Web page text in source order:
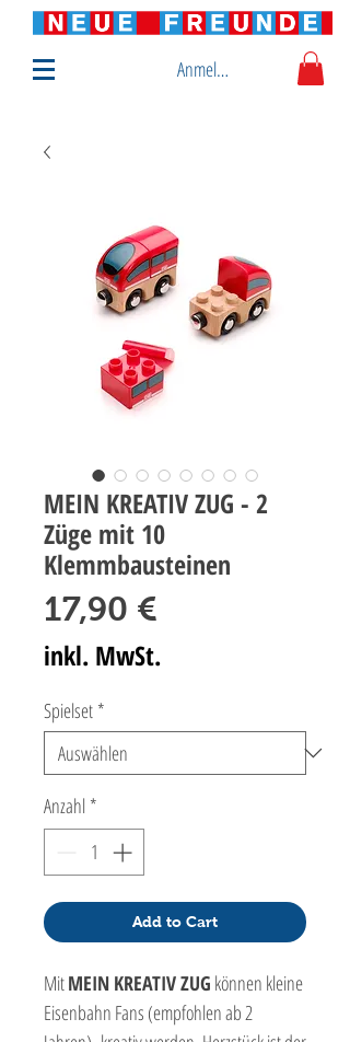
Anmelden
MEIN KREATIV ZUG - 2
Züge mit 10
Klemmbausteinen
17,90 €
inkl. MwSt.
Spielset *
Anzahl *
Add to Cart
MitMEIN KREATIV ZUG können kleine
Eisenbahn Fans (empfohlen ab 2